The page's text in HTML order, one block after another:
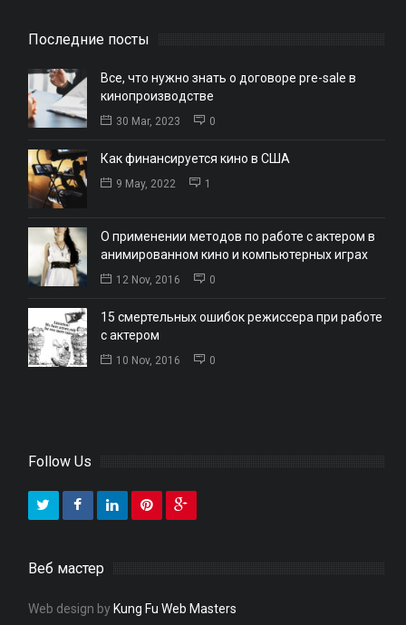
Последние посты
Все, что нужно знать о договоре pre-sale в
кинопроизводстве
30 Mar, 2023 0
Как финансируется кино в США
9 May, 2022 1
О применении методов по работе с актером в
анимированном кино и компьютерных играх
12 Nov, 2016 0
15 смертельных ошибок режиссера при работе
с актером
10 Nov, 2016 0
Follow Us
Веб мастер
Web design by Kung Fu Web Masters